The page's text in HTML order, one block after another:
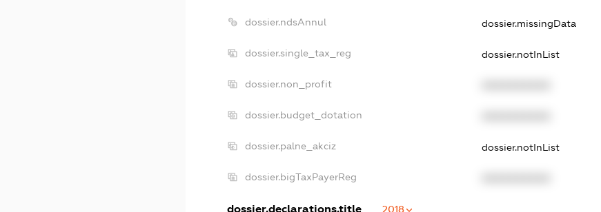
dossier.ndsAnnul dossier.missingData
dossier.single_tax_reg dossier.notInList
dossier.non_profit
dossier.budget_dotation
dossier.palne_akciz dossier.notInList
dossier.bigTaxPayerReg
dossier.declarations.title 2018